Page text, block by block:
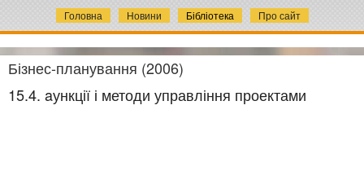
Головна Новини Бібліотека Про сайт
Бізнес-планування (2006)
15.4. aункції і методи управління проектами